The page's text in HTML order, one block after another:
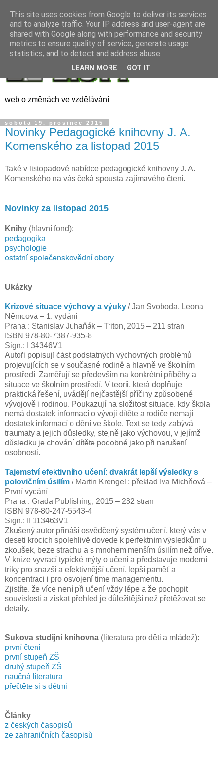
web o změnách ve vzdělávání
sobota 19. prosince 2015
Novinky Pedagogické knihovny J. A.
Komenského za listopad 2015
Také v listopadové nabídce pedagogické knihovny J. A.
Komenského na vás čeká spousta zajímavého čtení.
Novinky za listopad 2015
Knihy (hlavní fond):
pedagogika
psychologie
ostatní společenskovědní obory
Ukázky
Krizové situace výchovy a výuky / Jan Svoboda, Leona
Němcová – 1. vydání
Praha : Stanislav Juhaňák – Triton, 2015 – 211 stran
ISBN 978-80-7387-935-8
Sign.: I 34346V1
Autoři popisují část podstatných výchovných problémů
projevujících se v současné rodině a hlavně ve školním
prostředí. Zaměřují se především na konkrétní příběhy a
situace ve školním prostředí. V teorii, která doplňuje
praktická řešení, uvádějí nejčastější příčiny způsobené
vývojově i rodinou. Poukazují na složitost situace, kdy škola
nemá dostatek informací o vývoji dítěte a rodiče nemají
dostatek informací o dění ve škole. Text se tedy zabývá
traumaty a jejich důsledky, stejně jako výchovou, v jejímž
důsledku je chování dítěte podobné jako při narušení
osobnosti.
Tajemství efektivního učení: dvakrát lepší výsledky s
polovičním úsilím / Martin Krengel ; překlad Iva Michňová –
První vydání
Praha : Grada Publishing, 2015 – 232 stran
ISBN 978-80-247-5543-4
Sign.: II 113463V1
Zkušený autor přináší osvědčený systém učení, který vás v
deseti krocích spolehlivě dovede k perfektním výsledkům u
zkoušek, beze strachu a s mnohem menším úsilím než dříve.
V knize vyvrací typické mýty o učení a představuje moderní
triky pro snazší a efektivnější učení, lepší paměť a
koncentraci i pro osvojení time managementu.
Zjistíte, že více není při učení vždy lépe a že pochopit
souvislosti a získat přehled je důležitější než přetěžovat se
detaily.
Sukova studijní knihovna (literatura pro děti a mládež):
první čtení
první stupeň ZŠ
druhý stupeň ZŠ
naučná literatura
přečtěte si s dětmi
Články
z českých časopisů
ze zahraničních časopisů
This site uses cookies from Google to deliver its services
and to analyze traffic. Your IP address and user-agent are
shared with Google along with performance and security
metrics to ensure quality of service, generate usage
statistics, and to detect and address abuse.
LEARN MORE GOT IT